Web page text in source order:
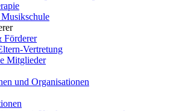
Förderer
Vertretung
Mitglieder
und Organisationen